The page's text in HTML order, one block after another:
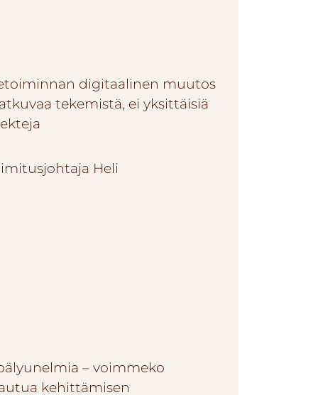
digitaalinen muutos
tekemistä, ei yksittäisiä
– voimmeko
kehittämisen